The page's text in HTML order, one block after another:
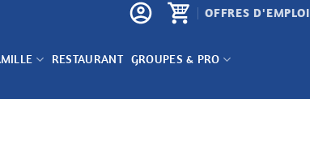
OFFRES D'EMPLOI
RESTAURANT GROUPES & PRO